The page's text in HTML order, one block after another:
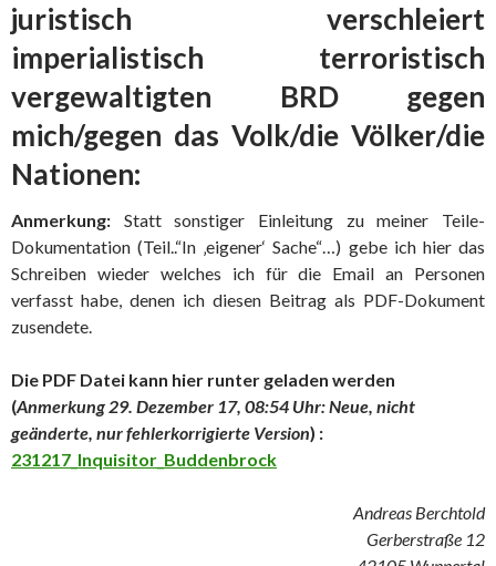
juristisch verschleiert
imperialistisch terroristisch
vergewaltigten BRD gegen
mich/gegen das Volk/die Völker/die
Nationen:
Anmerkung: Statt sonstiger Einleitung zu meiner Teile-
Dokumentation (Teil..“In ‚eigener‘ Sache“…) gebe ich hier das
Schreiben wieder welches ich für die Email an Personen
verfasst habe, denen ich diesen Beitrag als PDF-Dokument
zusendete.
Die PDF Datei kann hier runter geladen werden
(Anmerkung 29. Dezember 17, 08:54 Uhr: Neue, nicht
geänderte, nur fehlerkorrigierte Version) :
231217_Inquisitor_Buddenbrock
Andreas Berchtold
Gerberstraße 12